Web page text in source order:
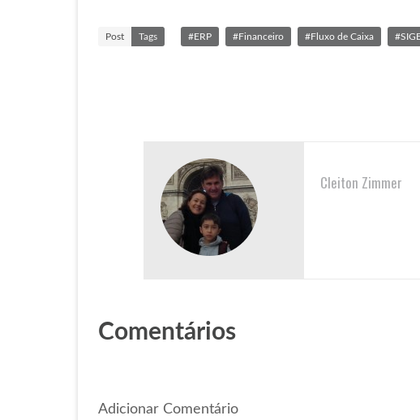
Post Tags #ERP #Financeiro #Fluxo de Caixa
Cleiton Zimmer
Comentários
Adicionar Comentário